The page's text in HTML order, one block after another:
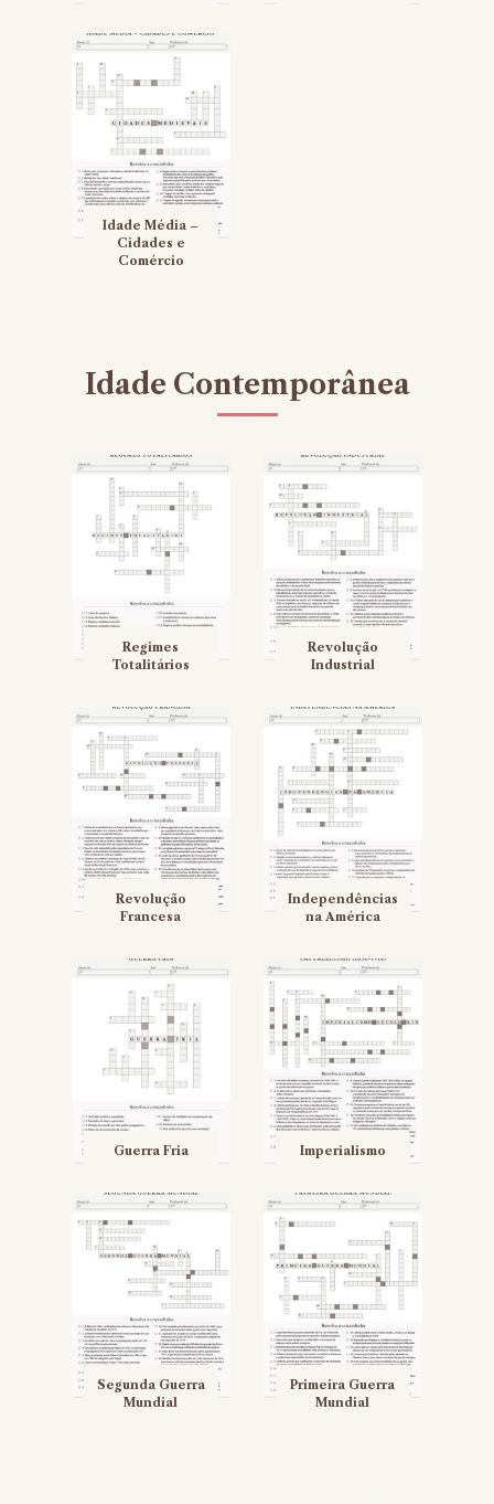
Idade Média –
Cidades e
Comércio
Idade Contemporânea
Regimes
Totalitários
Revolução
Industrial
Revolução
Francesa
Independências
na América
Guerra Fria Imperialismo
Segunda Guerra
Mundial
Primeira Guerra
Mundial